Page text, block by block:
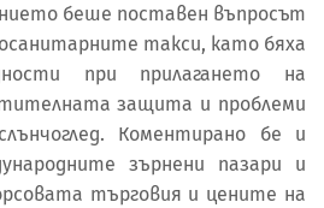
беше поставен въпросът
такси, като бяха
при прилагането на
защита и проблеми
Коментирано бе и
зърнени пазари и
търговия и цените на